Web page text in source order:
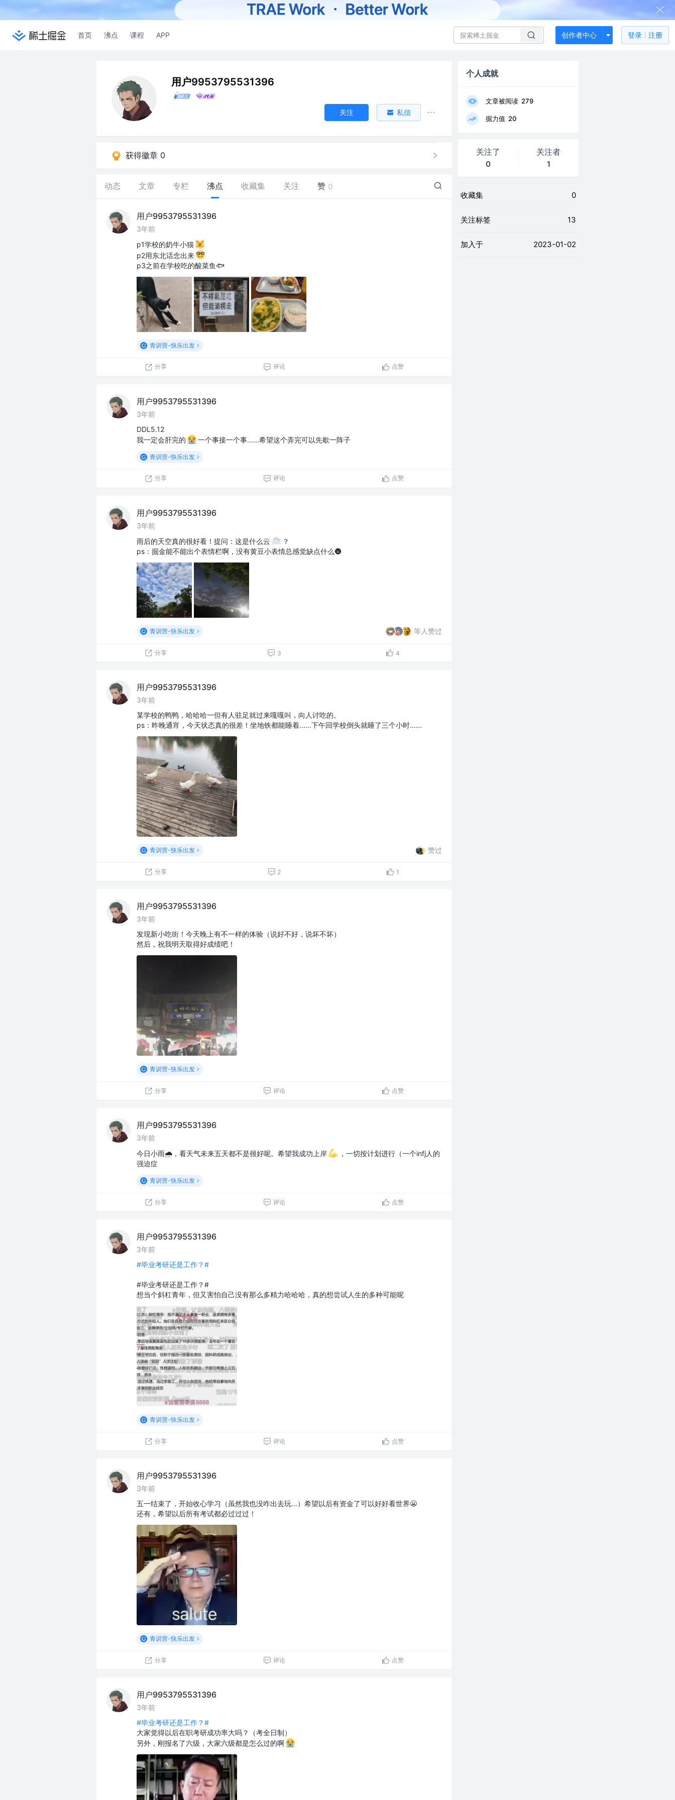
首页 沸点 课程 APP 创作者中心 登录 注册
用户9953795531396
关注 私信
获得徽章 0
动态 文章 专栏 沸点 收藏集 关注 赞 0
用户9953795531396
3年前
p1学校的奶牛小猫
p2用东北话念出来
p3之前在学校吃的酸菜鱼🐟
青训营-快乐出发
分享 评论 点赞
用户9953795531396
3年前
DDL5.12
我一定会肝完的
一个事接一个事......希望这个弄完可以先歇一阵子
青训营-快乐出发
分享 评论 点赞
用户9953795531396
3年前
雨后的天空真的很好看！提问：这是什么云
️？
ps：掘金能不能出个表情栏啊，没有黄豆小表情总感觉缺点什么🌚
青训营-快乐出发 等人赞过
分享 3 4
用户9953795531396
3年前
某学校的鸭鸭，哈哈哈一但有人驻足就过来嘎嘎叫，向人讨吃的。
ps：昨晚通宵，今天状态真的很差！坐地铁都能睡着......下午回学校倒头就睡了三个小时......
青训营-快乐出发 赞过
分享 2 1
用户9953795531396
3年前
发现新小吃街！今天晚上有不一样的体验（说好不好，说坏不坏）
然后，祝我明天取得好成绩吧！
青训营-快乐出发
分享 评论 点赞
用户9953795531396
3年前
今日小雨🌧️，看天气未来五天都不是很好呢。希望我成功上岸
，一切按计划进行（一个infj人的
强迫症
青训营-快乐出发
分享 评论 点赞
用户9953795531396
3年前
#毕业考研还是工作？#
#毕业考研还是工作？#
想当个斜杠青年，但又害怕自己没有那么多精力哈哈哈，真的想尝试人生的多种可能呢
青训营-快乐出发
分享 评论 点赞
用户9953795531396
3年前
五一结束了，开始收心学习（虽然我也没咋出去玩...）希望以后有资金了可以好好看世界😬
还有，希望以后所有考试都必过过过！
青训营-快乐出发
分享 评论 点赞
用户9953795531396
3年前
#毕业考研还是工作？#
大家觉得以后在职考研成功率大吗？（考全日制）
另外，刚报名了六级，大家六级都是怎么过的啊
个人成就
文章被阅读 279
掘力值 20
关注了
0
关注者
1
收藏集 0
关注标签 13
加入于 2023-01-02